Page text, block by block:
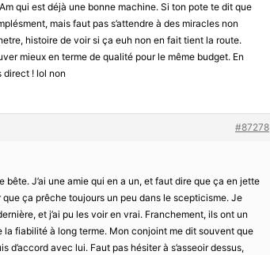
qui est déjà une bonne machine. Si ton pote te dit que
mais faut pas s’attendre à des miracles non
histoire de voir si ça euh non en fait tient la route.
mieux en terme de qualité pour le même budget. En
direct ! lol non
#87278
bête. J’ai une amie qui en a un, et faut dire que ça en jette
que ça prêche toujours un peu dans le scepticisme. Je
et j’ai pu les voir en vrai. Franchement, ils ont un
la fiabilité à long terme. Mon conjoint me dit souvent que
d’accord avec lui. Faut pas hésiter à s’asseoir dessus,